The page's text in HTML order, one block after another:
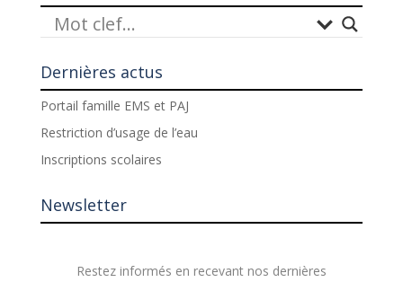
Dernières actus
Portail famille EMS et PAJ
Restriction d’usage de l’eau
Inscriptions scolaires
Newsletter
Restez informés en recevant nos dernières